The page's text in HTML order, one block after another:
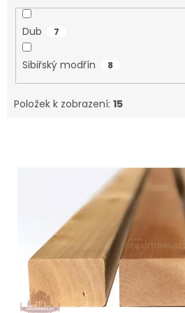
Dub 7
Sibiřský modřín 8
Položek k zobrazení: 15